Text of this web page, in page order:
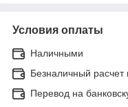
Условия оплаты
Наличными
Безналичный расчет
Перевод на